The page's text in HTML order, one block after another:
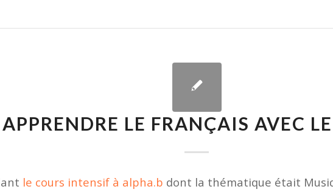
APPRENDRE LE FRANÇAIS AVEC
le cours intensif à alpha.b dont la thématique était